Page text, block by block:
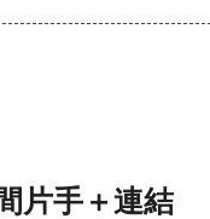
片手＋連結